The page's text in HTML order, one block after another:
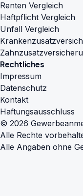
Renten Vergleich
Haftpflicht Vergleich
Unfall Vergleich
Rechtliches
Impressum
Datenschutz
Kontakt
Haftungsausschluss
© 2026
Alle Rechte
Alle Angaben ohne